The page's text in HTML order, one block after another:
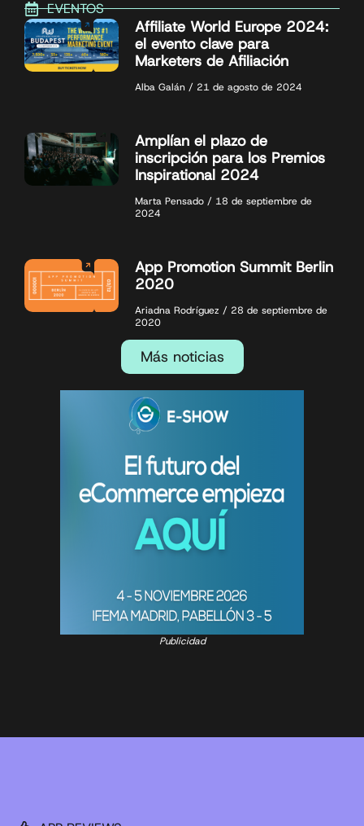
EVENTOS
Affiliate World Europe 2024:
el evento clave para
Marketers de Afiliación
Alba Galán 21 de agosto de 2024
Amplían el plazo de
inscripción para los Premios
Inspirational 2024
Marta Pensado
18 de septiembre de
2024
App Promotion Summit Berlin
2020
Ariadna Rodríguez
28 de septiembre de
2020
Más noticias
Publicidad